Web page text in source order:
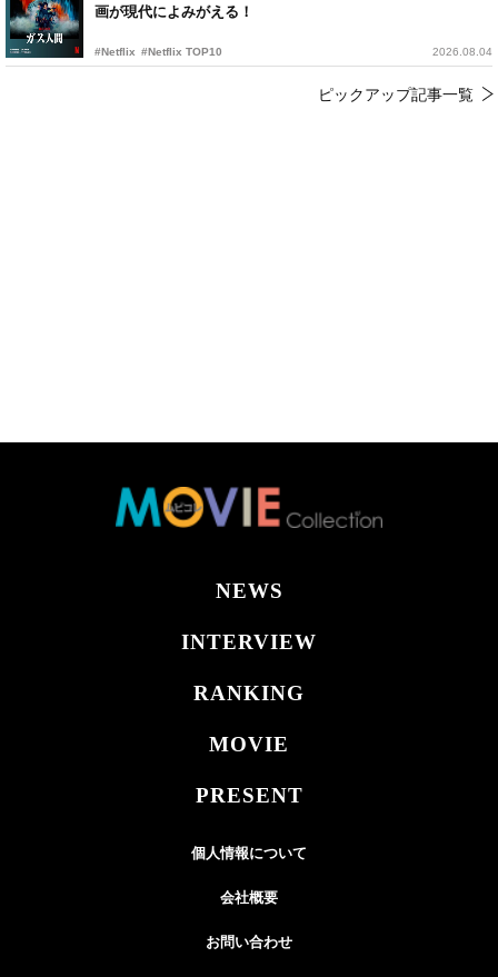
画が現代によみがえる！
#Netflix #Netflix TOP10 2026.08.04
ピックアップ記事一覧
NEWS
INTERVIEW
RANKING
MOVIE
PRESENT
個人情報について
会社概要
お問い合わせ